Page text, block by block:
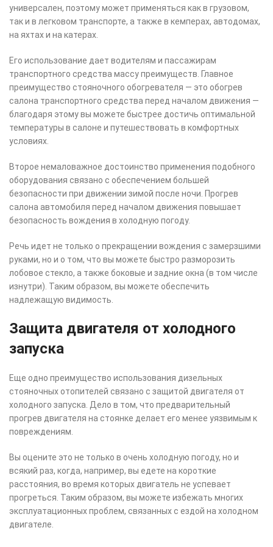
универсален, поэтому может применяться как в грузовом,
так и в легковом транспорте, а также в кемперах, автодомах,
на яхтах и на катерах.
Его использование дает водителям и пассажирам
транспортного средства массу преимуществ. Главное
преимущество стояночного обогревателя — это обогрев
салона транспортного средства перед началом движения —
благодаря этому вы можете быстрее достичь оптимальной
температуры в салоне и путешествовать в комфортных
условиях.
Второе немаловажное достоинство применения подобного
оборудования связано с обеспечением большей
безопасности при движении зимой после ночи. Прогрев
салона автомобиля перед началом движения повышает
безопасность вождения в холодную погоду.
Речь идет не только о прекращении вождения с замерзшими
руками, но и о том, что вы можете быстро разморозить
лобовое стекло, а также боковые и задние окна (в том числе
изнутри). Таким образом, вы можете обеспечить
надлежащую видимость.
Защита двигателя от холодного
запуска
Еще одно преимущество использования дизельных
стояночных отопителей связано с защитой двигателя от
холодного запуска. Дело в том, что предварительный
прогрев двигателя на стоянке делает его менее уязвимым к
повреждениям.
Вы оцените это не только в очень холодную погоду, но и
всякий раз, когда, например, вы едете на короткие
расстояния, во время которых двигатель не успевает
прогреться. Таким образом, вы можете избежать многих
эксплуатационных проблем, связанных с ездой на холодном
двигателе.